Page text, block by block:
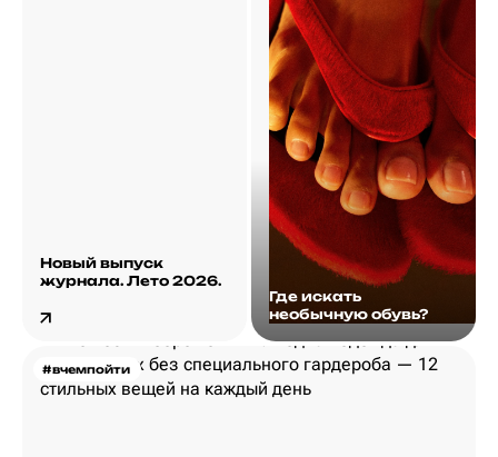
Новый выпуск
журнала. Лето 2026.
Где искать
необычную обувь?
#вчемпойти